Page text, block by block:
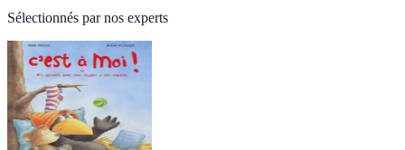
Sélectionnés par nos experts